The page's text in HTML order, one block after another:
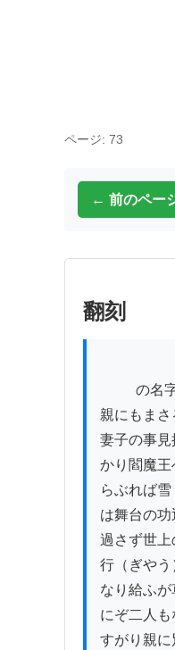
ページ: 73
← 前のペー
翻刻
親にもま
妻子の事
かり閻魔王
らぶれば
は舞台の
過さず世上
行（ぎや
なり給ふ
にぞ二人
すがり親に